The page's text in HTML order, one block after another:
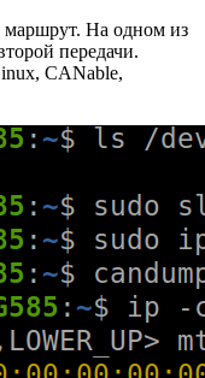
На одном из
передачи.
CANable,